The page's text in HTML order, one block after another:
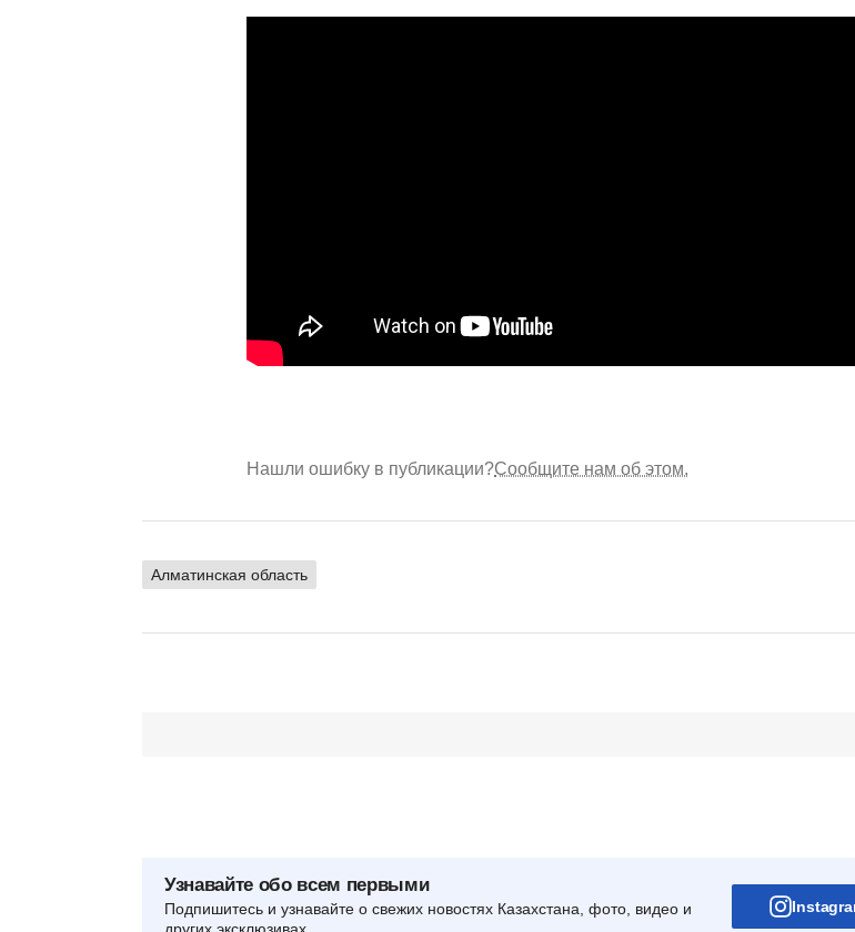
Нашли ошибку в публикации?Сообщите нам об этом.
Алматинская область
Узнавайте обо всем первыми
Подпишитесь и узнавайте о свежих новостях Казахстана, фото, видео и